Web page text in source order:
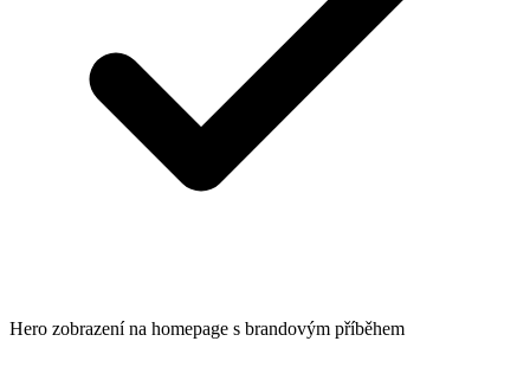
Hero zobrazení na homepage s brandovým příběhem